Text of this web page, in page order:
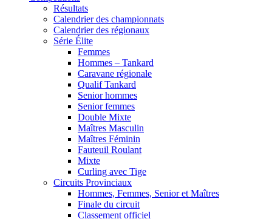
Résultats
Calendrier des championnats
Calendrier des régionaux
Série Élite
Femmes
Hommes – Tankard
Caravane régionale
Qualif Tankard
Senior hommes
Senior femmes
Double Mixte
Maîtres Masculin
Maîtres Féminin
Fauteuil Roulant
Mixte
Curling avec Tige
Circuits Provinciaux
Hommes, Femmes, Senior et Maîtres
Finale du circuit
Classement officiel